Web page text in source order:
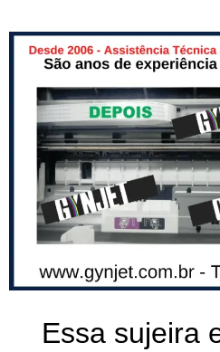
Essa sujeira